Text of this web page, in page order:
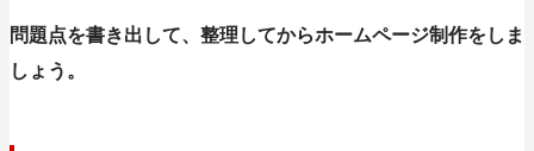
問題点を書き出して、整理してからホームページ制作をしま
しょう。